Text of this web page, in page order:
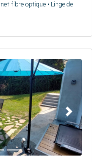
fibre optique • Linge de
Suivant